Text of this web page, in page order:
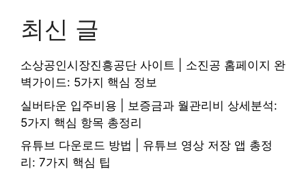
최신 글
소상공인시장진흥공단 사이트 | 소진공 홈페이지 완
벽가이드: 5가지 핵심 정보
실버타운 입주비용 | 보증금과 월관리비 상세분석:
5가지 핵심 항목 총정리
유튜브 다운로드 방법 | 유튜브 영상 저장 앱 총정
리: 7가지 핵심 팁